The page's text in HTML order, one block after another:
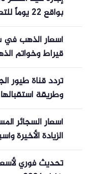
بواقع 22 يوماً للتعليم و13 للحكومة
قيراط وخواتم
الثلاثاء
وطريقة
أسعار السجائر
الزيادة الأخيرة
تحديث فوري